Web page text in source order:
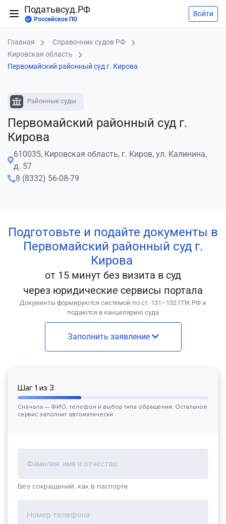
Податьвсуд.РФ
Российское ПО
Войти
Главная
Справочник судов РФ
Кировская область
Первомайский районный суд г. Кирова
Районные суды
Первомайский районный суд г.
Кирова
610035, Кировская область, г. Киров, ул. Калинина,
д. 57
8 (8332) 56-08-79
Подготовьте и подайте документы в
Первомайский районный суд г.
Кирова
от 15 минут без визита в суд
через юридические сервисы портала
Документы формируются системой по ст. 131–132 ГПК РФ и
подаются в канцелярию суда
Заполнить заявление
Шаг 1 из 3
Сначала — ФИО, телефон и выбор типа обращения. Остальное
сервис заполнит автоматически
Фамилия, имя и отчество
Без сокращений, как в паспорте
Номер телефона